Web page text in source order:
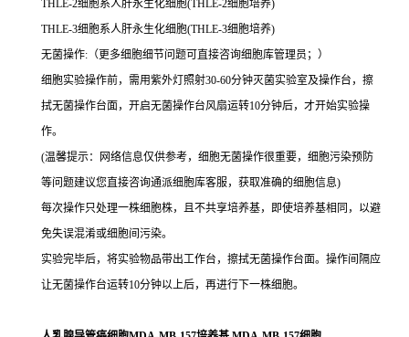
THLE-2细胞系人肝永生化细胞(THLE-2细胞培养)
THLE-3细胞系人肝永生化细胞(THLE-3细胞培养)
无菌操作:（更多细胞细节问题可直接咨询细胞库管理员；）
细胞实验操作前，需用紫外灯照射30-60分钟灭菌实验室及操作台，擦
拭无菌操作台面，开启无菌操作台风扇运转10分钟后，才开始实验操
作。
(温馨提示：网络信息仅供参考，细胞无菌操作很重要，细胞污染预防
等问题建议您直接咨询通派细胞库客服，获取准确的细胞信息)
每次操作只处理一株细胞株，且不共享培养基，即使培养基相同，以避
免失误混淆或细胞间污染。
实验完毕后，将实验物品带出工作台，擦拭无菌操作台面。操作间隔应
让无菌操作台运转10分钟以上后，再进行下一株细胞。